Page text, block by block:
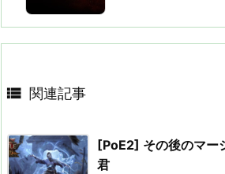
 関連記事
[PoE2] その後のマー
君